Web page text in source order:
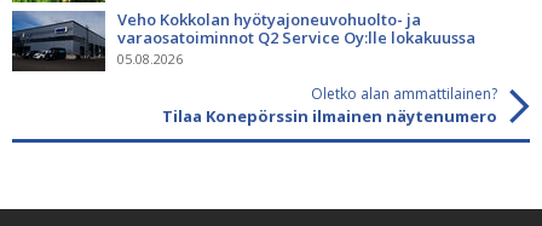
Veho Kokkolan hyötyajoneuvohuolto- ja
varaosatoiminnot Q2 Service Oy:lle lokakuussa
05.08.2026
Oletko alan ammattilainen?
Tilaa Konepörssin ilmainen näytenumero